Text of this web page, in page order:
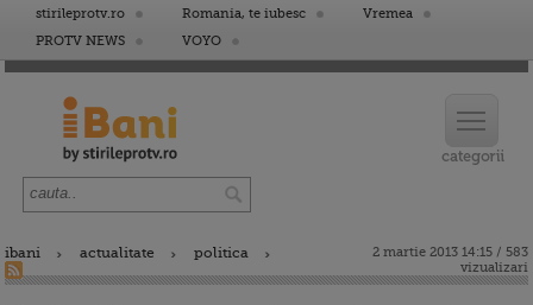
stirileprotv.ro Romania, te iubesc
Vremea
PROTV NEWS
VOYO
ibani actualitate politica
2 martie 2013 14:15 / 583
vizualizari